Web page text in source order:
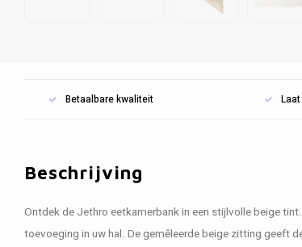
Betaalbare kwaliteit
Beschrijving
Ontdek de Jethro eetkamerbank in een stijlvolle beige
toevoeging in uw hal. De gemêleerde beige zitting geeft